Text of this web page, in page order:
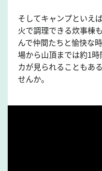
そしてキャンプといえ
火で調理できる炊事棟
んで仲間たちと愉快な
場から山頂までは約1
カが見られることもあ
せんか。